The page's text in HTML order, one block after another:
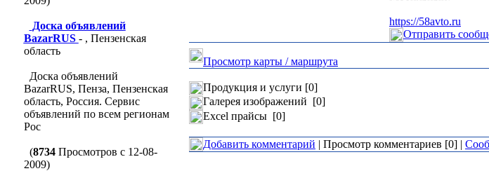
Доска объявлений
BazarRUS - , Пензенская
область
Доска объявлений
BazarRUS, Пенза, Пензенская
область, Россия. Сервис
объявлений по всем регионам
Рос
(8734Просмотров с 12-08-
2009)
https://58avto.ru
Отправить
Просмотр карты / маршрута
Продукция и услуги [0]
Галерея изображений [0]
Excel прайсы [0]
Добавить комментарий | Просмотр комментариев [0] |